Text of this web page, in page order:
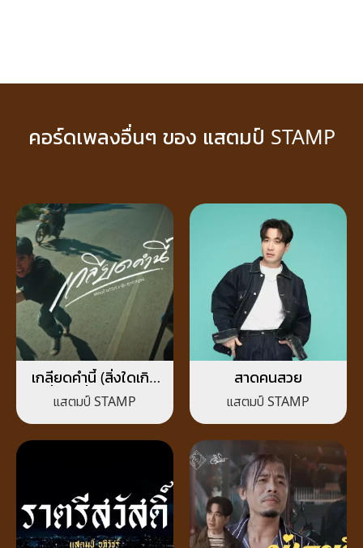
คอร์ดเพลงอื่นๆ ของ แสตมป์ STAMP
เกลียดคำนี้ (สิ่งใดเกิด
ขึ้นสิ่งนั้นดีเสมอ)
แสตมป์ STAMP
สาดคนสวย
แสตมป์ STAMP